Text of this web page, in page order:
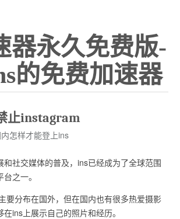
器永久免费版-
的免费加速器
止instagram
怎样才能登上ins
社交媒体的普及，ins已经成为了全球范围
之一。
分布在国外，但在国内也有很多热爱摄影
ins上展示自己的照片和经历。